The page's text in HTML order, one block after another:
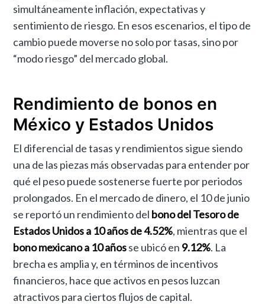
simultáneamente inflación, expectativas y
sentimiento de riesgo. En esos escenarios, el tipo de
cambio puede moverse no solo por tasas, sino por
“modo riesgo” del mercado global.
Rendimiento de bonos en
México y Estados Unidos
El diferencial de tasas y rendimientos sigue siendo
una de las piezas más observadas para entender por
qué el peso puede sostenerse fuerte por periodos
prolongados. En el mercado de dinero, el 10 de junio
se reportó un rendimiento del bono del Tesoro de
Estados Unidos a 10 años de 4.52%, mientras que el
bono mexicano a 10 añosse ubicó en 9.12%. La
brecha es amplia y, en términos de incentivos
financieros, hace que activos en pesos luzcan
atractivos para ciertos flujos de capital.